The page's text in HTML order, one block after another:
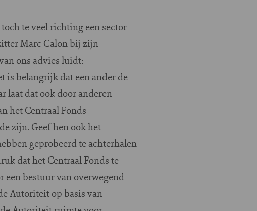
te veel richting een sector
Marc Calon bij zijn
ons advies luidt:
is belangrijk dat een ander de
laat dat ook door anderen
het Centraal Fonds
zijn. Geef hen ook het
geprobeerd te achterhalen
dat het Centraal Fonds te
bestuur van overwegend
Autoriteit op basis van